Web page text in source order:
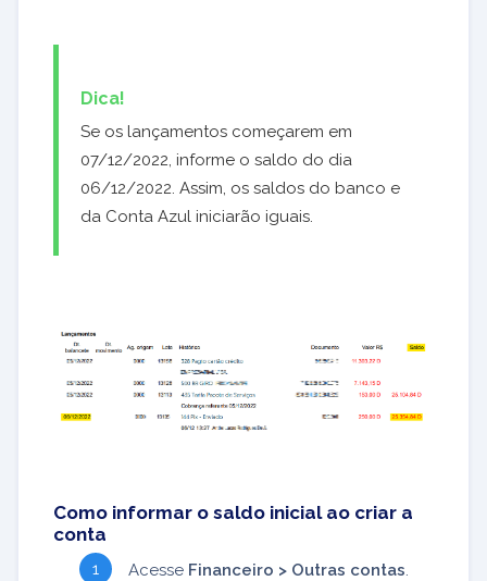
Dica!
Se os lançamentos começarem em
07/12/2022, informe o saldo do dia
06/12/2022. Assim, os saldos do banco e
da Conta Azul iniciarão iguais.
Como informar o saldo inicial ao criar a
conta
Acesse Financeiro > Outras contas